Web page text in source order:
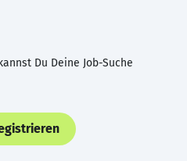
Du Deine Job-Suche